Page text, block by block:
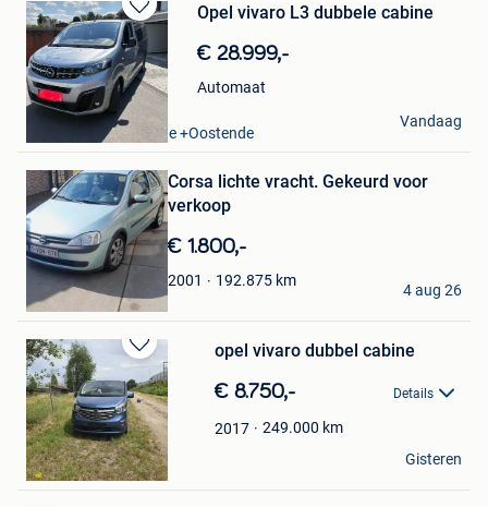
Bewaren
in
Mijn
Favorieten
Opel vivaro L3 dubbele cabine
€ 28.999,-
Automaat
Quartier
Oostende Zandvoorde +Oostende
Vandaag
Bewaren
Mijn
Favorieten
Corsa lichte vracht. Gekeurd voor
verkoop
€ 1.800,-
2001 192.875 km
KURT
Oosteeklo
4 aug 26
Bewaren
in
Mijn
Favorieten
opel vivaro dubbel cabine
€ 8.750,- Details
2017 249.000 km
jurgen
Olen
Gisteren